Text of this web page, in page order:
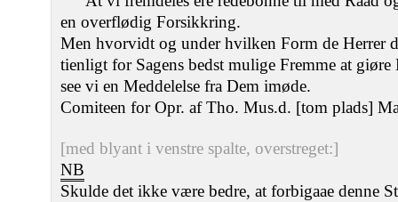
en overflødig Forsikkring.
Men hvorvidt og under hvilken Form de Herrer
tienligt for Sagens bedst mulige Fremme at
see vi en Meddelelse fra Dem imøde.
Comiteen for Opr. af Tho. Mus.d. [tom plads]
[med blyant i venstre spalte, overstreget:]
NB
Skulde det ikke være bedre, at forbigaae denne